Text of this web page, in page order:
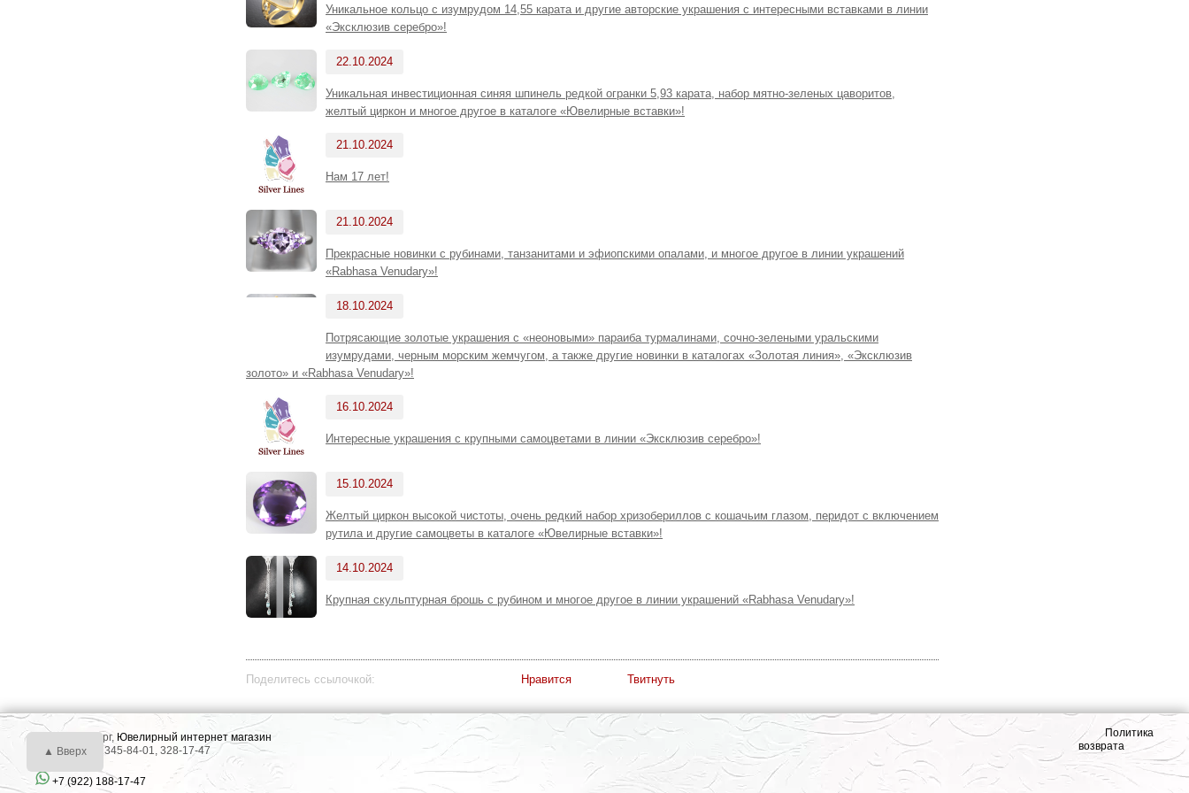
Уникальное кольцо с изумрудом 14,55 карата и другие авторские украшения с интересными вставками в линии
«Эксклюзив серебро»!
22.10.2024
Уникальная инвестиционная синяя шпинель редкой огранки 5,93 карата, набор мятно-зеленых цаворитов,
желтый циркон и многое другое в каталоге «Ювелирные вставки»!
21.10.2024
Нам 17 лет!
21.10.2024
Прекрасные новинки с рубинами, танзанитами и эфиопскими опалами, и многое другое в линии украшений
«Rabhasa Venudary»!
18.10.2024
Потрясающие золотые украшения с «неоновыми» параиба турмалинами, сочно-зелеными уральскими
изумрудами, черным морским жемчугом, а также другие новинки в каталогах «Золотая линия», «Эксклюзив
золото» и «Rabhasa Venudary»!
16.10.2024
Интересные украшения с крупными самоцветами в линии «Эксклюзив серебро»!
15.10.2024
Желтый циркон высокой чистоты, очень редкий набор хризобериллов с кошачьим глазом, перидот с включением
рутила и другие самоцветы в каталоге «Ювелирные вставки»!
14.10.2024
Крупная скульптурная брошь с рубином и многое другое в линии украшений «Rabhasa Venudary»!
Поделитесь ссылочкой: Нравится Твитнуть
г. Екатеринбург, Ювелирный интернет магазин
Тел.: +7 (343) 345-84-01, 328-17-47
+7 (922) 188-17-47
Политика
возврата
▲ Вверх